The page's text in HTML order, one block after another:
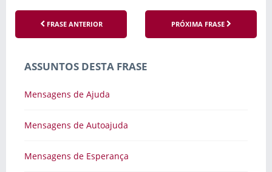
FRASE ANTERIOR PRÓXIMA FRASE
ASSUNTOS DESTA FRASE
Mensagens de Ajuda
Mensagens de Autoajuda
Mensagens de Esperança